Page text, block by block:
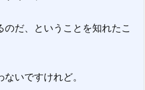
だ、ということを知れたこ
いですけれど。